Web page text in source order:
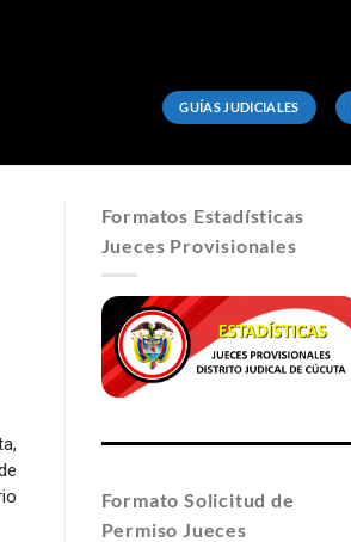
GUÍAS JUDICIALES
Formatos Estadísticas
Jueces Provisionales
Formato Solicitud de
Permiso Jueces